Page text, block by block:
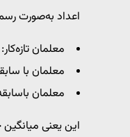
اعداد به‌صورت
معلمان
معلمان با
معلمان
این یعنی میانگین